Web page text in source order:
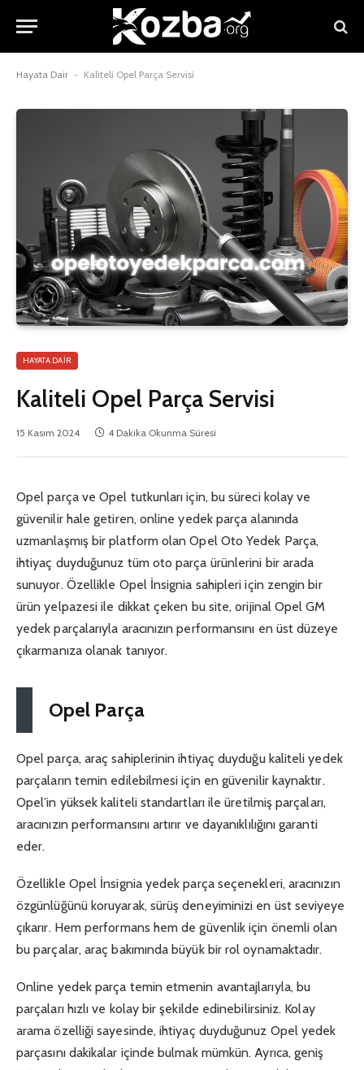
Hayata Dair - Kaliteli Opel Parça Servisi
HAYATA DAIR
Kaliteli Opel Parça Servisi
15 Kasım 2024 4 Dakika Okunma Süresi
Opel parça ve Opel tutkunları için, bu süreci kolay ve
güvenilir hale getiren, online yedek parça alanında
uzmanlaşmış bir platform olan Opel Oto Yedek Parça,
ihtiyaç duyduğunuz tüm oto parça ürünlerini bir arada
sunuyor. Özellikle Opel İnsignia sahipleri için zengin bir
ürün yelpazesi ile dikkat çeken bu site, orijinal Opel GM
yedek parçalarıyla aracınızın performansını en üst düzeye
çıkarmanıza olanak tanıyor.
Opel Parça
Opel parça, araç sahiplerinin ihtiyaç duyduğu kaliteli yedek
parçaların temin edilebilmesi için en güvenilir kaynaktır.
Opel’in yüksek kaliteli standartları ile üretilmiş parçaları,
aracınızın performansını artırır ve dayanıklılığını garanti
eder.
Özellikle Opel İnsignia yedek parça seçenekleri, aracınızın
özgünlüğünü koruyarak, sürüş deneyiminizi en üst seviyeye
çıkarır. Hem performans hem de güvenlik için önemli olan
bu parçalar, araç bakımında büyük bir rol oynamaktadır.
Online yedek parça temin etmenin avantajlarıyla, bu
parçaları hızlı ve kolay bir şekilde edinebilirsiniz. Kolay
arama özelliği sayesinde, ihtiyaç duyduğunuz Opel yedek
parçasını dakikalar içinde bulmak mümkün. Ayrıca, geniş